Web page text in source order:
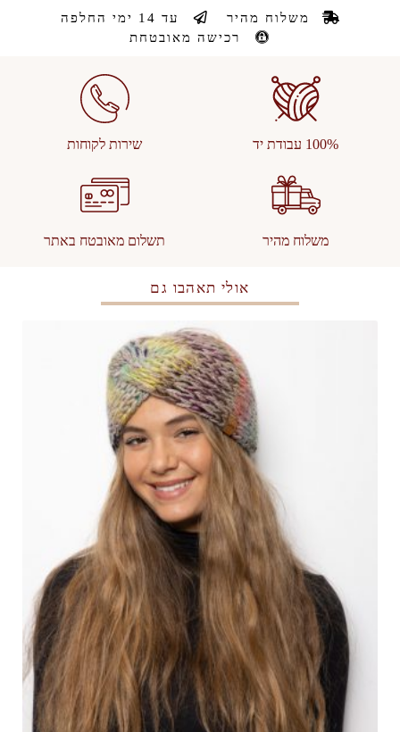
משלוח מהיר
עד 14 ימי החלפה
רכישה מאובטחת
100% עבודת יד שירות לקוחות
משלוח מהיר תשלום מאובטח באתר
אולי תאהבו גם